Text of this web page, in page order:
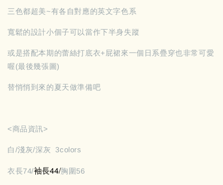
三色都超美~有各自對應的英文字色系
寬鬆的設計小個子可以當作下半身失蹤
或是搭配本期的蕾絲打底衣+屁裙來一個日系疊穿也非常可愛
喔(最後幾張圖)
替悄悄到來的夏天做準備吧
<商品資訊>
白/淺灰/深灰 3colors
衣長74/袖長44/胸圍56